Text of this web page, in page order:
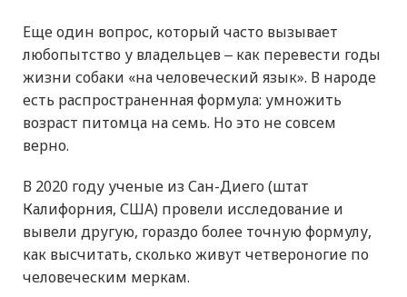
Еще один вопрос, который часто вызывает
любопытство у владельцев ‒ как перевести годы
жизни собаки «на человеческий язык». В народе
есть распространенная формула: умножить
возраст питомца на семь. Но это не совсем
верно.
В 2020 году ученые из Сан-Диего (штат
Калифорния, США) провели исследование и
вывели другую, гораздо более точную формулу,
как высчитать, сколько живут четвероногие по
человеческим меркам.